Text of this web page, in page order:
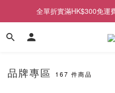
全單折實滿HK$300免運
品牌專區 167 件商品